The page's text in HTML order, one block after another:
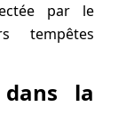
par le
tempêtes
la